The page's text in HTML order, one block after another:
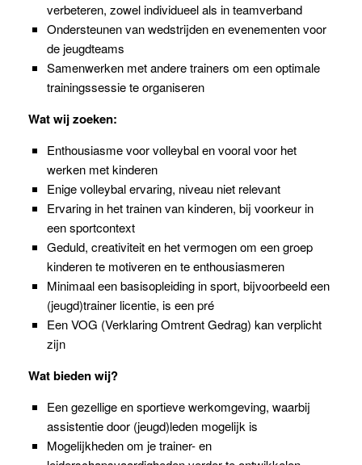
verbeteren, zowel individueel als in teamverband
Ondersteunen van wedstrijden en evenementen voor
de jeugdteams
Samenwerken met andere trainers om een optimale
trainingssessie te organiseren
Wat wij zoeken:
Enthousiasme voor volleybal en vooral voor het
werken met kinderen
Enige volleybal ervaring, niveau niet relevant
Ervaring in het trainen van kinderen, bij voorkeur in
een sportcontext
Geduld, creativiteit en het vermogen om een groep
kinderen te motiveren en te enthousiasmeren
Minimaal een basisopleiding in sport, bijvoorbeeld een
(jeugd)trainer licentie, is een pré
Een VOG (Verklaring Omtrent Gedrag) kan verplicht
zijn
Wat bieden wij?
Een gezellige en sportieve werkomgeving, waarbij
assistentie door (jeugd)leden mogelijk is
Mogelijkheden om je trainer- en